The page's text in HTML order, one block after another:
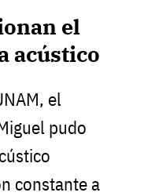
el
acústico
el
pudo
constante a